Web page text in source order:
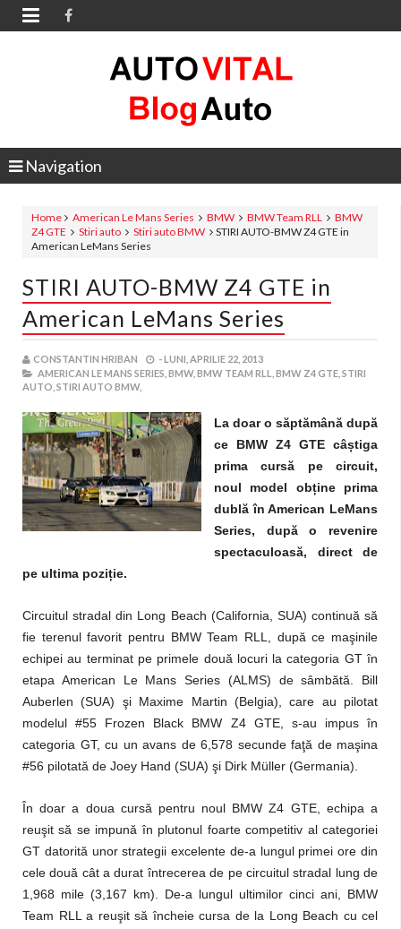

Navigation
Home American Le Mans Series BMW BMW Team RLL
BMW
Z4 GTE
Stiri auto Stiri auto BMW
STIRI AUTO-BMW Z4 GTE in
American LeMans Series
STIRI AUTO-BMW Z4 GTE in
American LeMans Series
CONSTANTIN HRIBAN -LUNI, APRILIE 22, 2013
AMERICAN LE MANS SERIES, BMW, BMW TEAM RLL, BMW Z4 GTE, STIRI
AUTO, STIRI AUTO BMW,
La doar o săptămână după
ce BMW Z4 GTE câștiga
prima cursă pe circuit,
noul model obține prima
dublă în American LeMans
Series, după o revenire
spectaculoasă, direct de
pe ultima poziție.
Circuitul stradal din Long Beach (California, SUA) continuă să
fie terenul favorit pentru BMW Team RLL, după ce maşinile
echipei au terminat pe primele două locuri la categoria GT în
etapa American Le Mans Series (ALMS) de sâmbătă. Bill
Auberlen (SUA) şi Maxime Martin (Belgia), care au pilotat
modelul #55 Frozen Black BMW Z4 GTE, s-au impus în
categoria GT, cu un avans de 6,578 secunde faţă de maşina
#56 pilotată de Joey Hand (SUA) şi Dirk Müller (Germania).
În doar a doua cursă pentru noul BMW Z4 GTE, echipa a
reuşit să se impună în plutonul foarte competitiv al categoriei
GT datorită unor strategii excelente de-a lungul primei ore din
cele două cât a durat întrecerea de pe circuitul stradal lung de
1,968 mile (3,167 km). De-a lungul ultimilor cinci ani, BMW
Team RLL a reuşit să încheie cursa de la Long Beach cu cel